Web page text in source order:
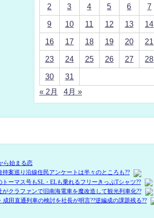
2 3 4 5 6 7
9 10 11 12 13 14
16 17 18 19 20 21
23 24 25 26 27 28
30
31
« 2月
4月 »